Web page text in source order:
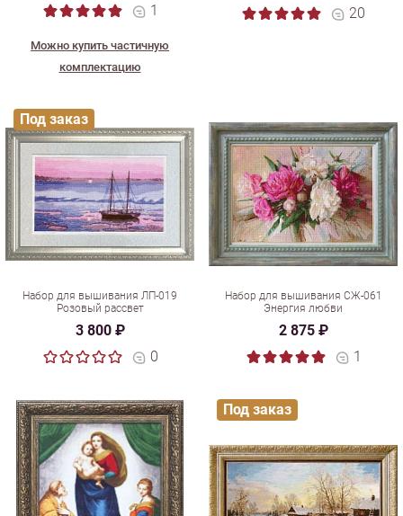
1
Можно купить частичную
комплектацию
20
Набор для вышивания ЛП-019
Розовый рассвет
3 800 ₽
0
Под заказ
Набор для вышивания СЖ-061
Энергия любви
2 875 ₽
1
Под заказ